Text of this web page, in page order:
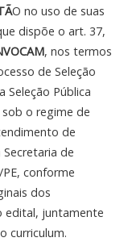
O no uso de suas
dispõe o art. 37,
, nos termos
de Seleção
Seleção Pública
o regime de
de
de
conforme
dos
edital, juntamente
curriculum.